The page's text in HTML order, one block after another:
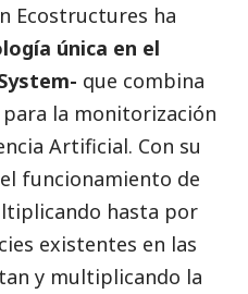
Ecostructures ha
única en el
que combina
la monitorización
Artificial. Con su
funcionamiento de
hasta por
existentes en las
y multiplicando la